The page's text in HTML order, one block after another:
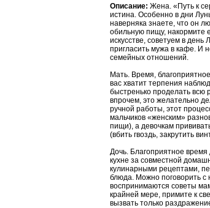
Описание: Жена. «Путь к
истина. Особенно в дни
наверняка знаете, что он
обильную пищу, накормите
искусстве, советуем в
пригласить мужа в кафе. И
семейных отношений.
Мать. Время,
вас хватит терпения
быстренько проделать всю
впрочем, это желательно
ручной работы, этот
мальчиков «женским»
пищи), а девочкам
(вбить гвоздь, закрутить
Дочь. Благоприятное
кухне за совместной
кулинарными рецептами,
блюда. Можно поговорить с
воспринимаются советы
крайней мере, примите к
вызвать только